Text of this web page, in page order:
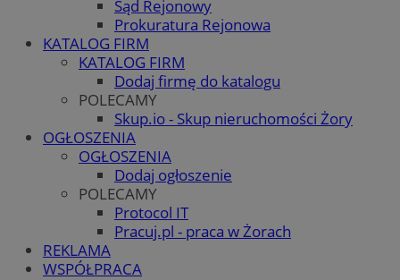
Sąd Rejonowy
Prokuratura Rejonowa
KATALOG FIRM
KATALOG FIRM
Dodaj firmę do katalogu
POLECAMY
Skup.io - Skup nieruchomości Żory
OGŁOSZENIA
OGŁOSZENIA
Dodaj ogłoszenie
POLECAMY
Protocol IT
Pracuj.pl - praca w Żorach
REKLAMA
WSPÓŁPRACA